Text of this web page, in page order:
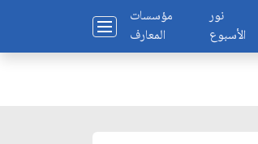
مؤسسات
المعارف
نور
الأسبوع